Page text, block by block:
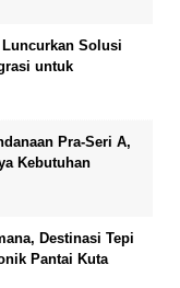
Solusi
untuk
Pra-Seri A,
Kebutuhan
Destinasi Tepi
Pantai Kuta